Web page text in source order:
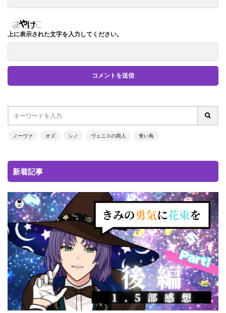
上に表示された文字を入力してください。
ノーヴァ オズ シノ ヴェニスの商人 青い鳥
新着記事